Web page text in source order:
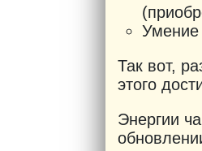
Умение
Так вот,
этого
Энергии